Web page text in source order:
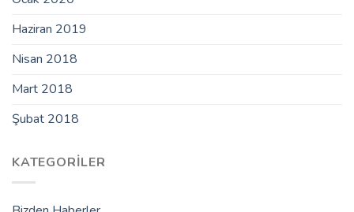
Haziran 2019
Nisan 2018
Mart 2018
Şubat 2018
KATEGORILER